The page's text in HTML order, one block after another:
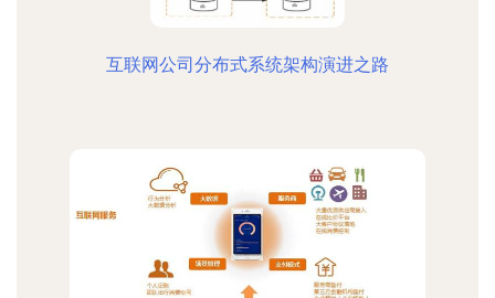
互联网公司分布式系统架构演进之路